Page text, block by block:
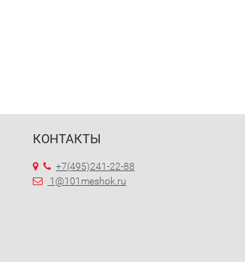
КОНТАКТЫ
+7(495)241-22-88
1@101meshok.ru